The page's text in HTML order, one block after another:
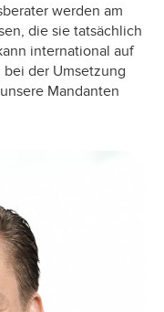
werden am
die sie tatsächlich
international auf
der Umsetzung
Mandanten